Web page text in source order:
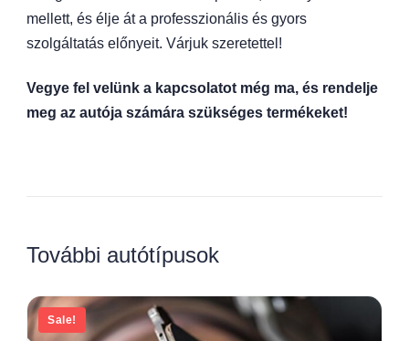
mellett, és élje át a professzionális és gyors
szolgáltatás előnyeit. Várjuk szeretettel!
Vegye fel velünk a kapcsolatot még ma, és rendelje
meg az autója számára szükséges termékeket!
További autótípusok
Sale!